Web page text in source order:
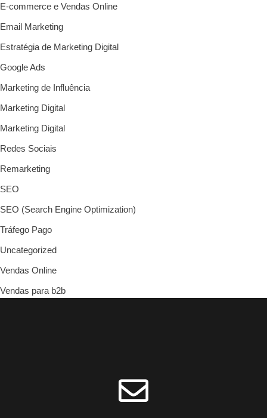
E-commerce e Vendas Online
Email Marketing
Estratégia de Marketing Digital
Google Ads
Marketing de Influência
Marketing Digital
Marketing Digital
Redes Sociais
Remarketing
SEO
SEO (Search Engine Optimization)
Tráfego Pago
Uncategorized
Vendas Online
Vendas para b2b